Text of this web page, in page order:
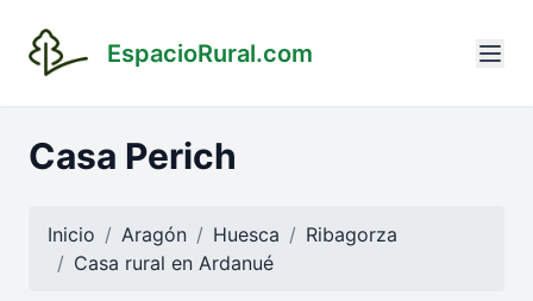
EspacioRural.com
Casa Perich
Inicio Aragón Huesca
Ribagorza
Casa rural en Ardanué